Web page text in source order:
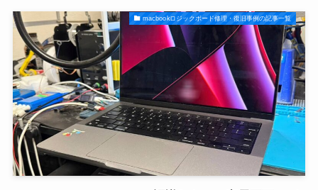
macbookロジックボード修理・復旧事例の記事一覧